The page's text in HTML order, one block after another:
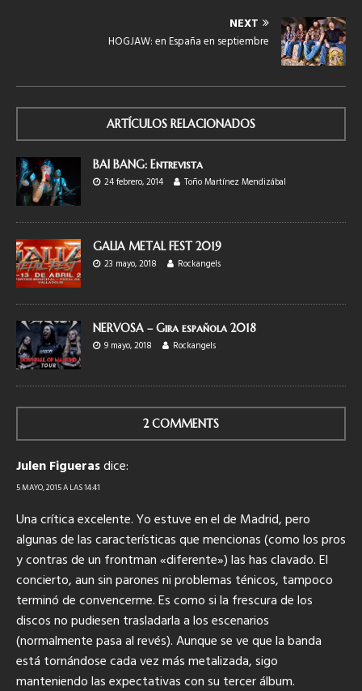
NEXT
HOGJAW: en España en septiembre
ARTÍCULOS RELACIONADOS
BAI BANG: Entrevista
24 febrero, 2014
Toño Martínez Mendizábal
GALIA METAL FEST 2019
23 mayo, 2018
Rockangels
NERVOSA – Gira española 2018
9 mayo, 2018
Rockangels
2 COMMENTS
Julen Figuerasdice:
5 MAYO, 2015 A LAS 14:41
Una crítica excelente. Yo estuve en el de Madrid, pero
algunas de las características que mencionas (como los pros
y contras de un frontman «diferente») las has clavado. El
concierto, aun sin parones ni problemas ténicos, tampoco
terminó de convencerme. Es como si la frescura de los
discos no pudiesen trasladarla a los escenarios
(normalmente pasa al revés). Aunque se ve que la banda
está tornándose cada vez más metalizada, sigo
manteniendo las expectativas con su tercer álbum.